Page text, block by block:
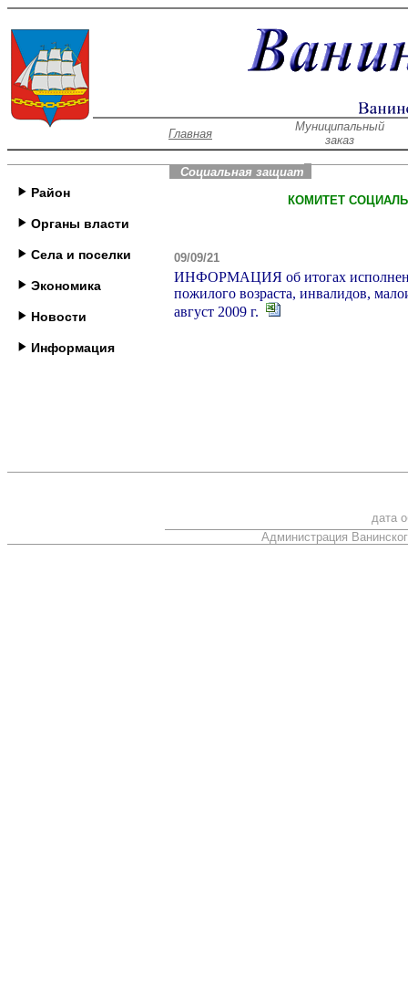
Главная
Муниципальный
заказ
Район
Органы власти
Села и поселки
Экономика
Новости
Информация
Социальная защиат
КОМИТЕТ
09/09/21
ИНФОРМАЦИЯ об итогах
пожилого возраста, инвалидов,
август 2009 г.
дата
Администрация